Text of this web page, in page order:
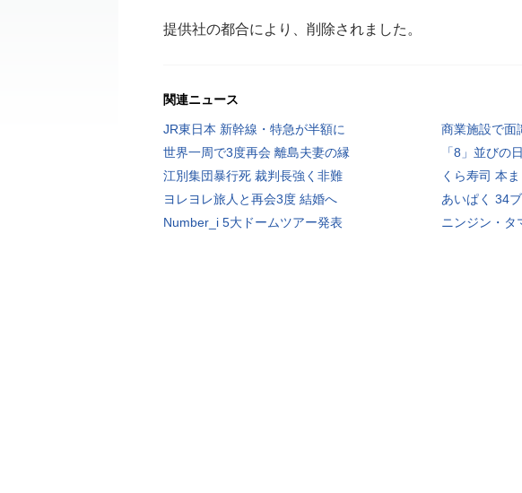
提供社の都合により、削除されました。
関連ニュース
JR東日本 新幹線・特急が半額に
商業施設で面
世界一周で3度再会 離島夫妻の縁
「8」並びの
江別集団暴行死 裁判長強く非難
くら寿司 本
ヨレヨレ旅人と再会3度 結婚へ
あいぱく 34
Number_i 5大ドームツアー発表
ニンジン・タ